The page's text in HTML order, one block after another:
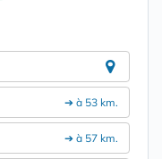
➔ à 53 km.
➔ à 57 km.